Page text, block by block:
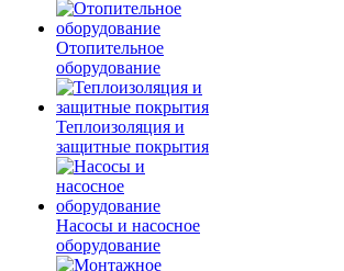
Отопительное
оборудование
Теплоизоляция и
защитные покрытия
Насосы и насосное
оборудование